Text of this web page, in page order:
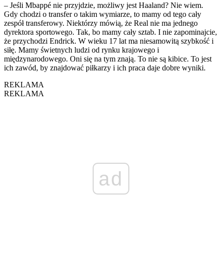
– Jeśli Mbappé nie przyjdzie, możliwy jest Haaland? Nie wiem.
Gdy chodzi o transfer o takim wymiarze, to mamy od tego cały
zespół transferowy. Niektórzy mówią, że Real nie ma jednego
dyrektora sportowego. Tak, bo mamy cały sztab. I nie zapominajcie,
że przychodzi Endrick. W wieku 17 lat ma niesamowitą szybkość i
siłę. Mamy świetnych ludzi od rynku krajowego i
międzynarodowego. Oni się na tym znają. To nie są kibice. To jest
ich zawód, by znajdować piłkarzy i ich praca daje dobre wyniki.
REKLAMA
REKLAMA
ad